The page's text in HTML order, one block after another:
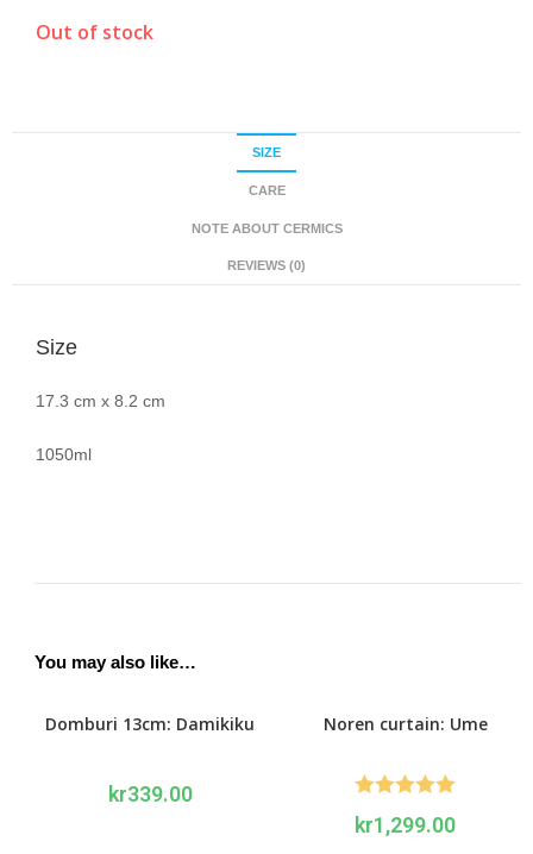
Out of stock
SIZE
CARE
NOTE ABOUT CERMICS
REVIEWS (0)
Size
17.3 cm x 8.2 cm
1050ml
You may also like…
Domburi 13cm: Damikiku
kr339.00
Noren curtain: Ume
out of 5
kr1,299.00